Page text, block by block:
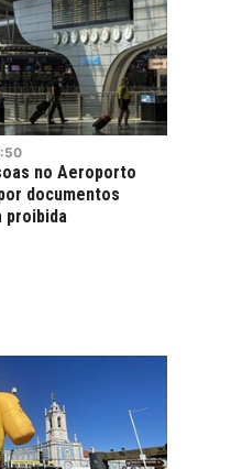
no Aeroporto
documentos
proibida